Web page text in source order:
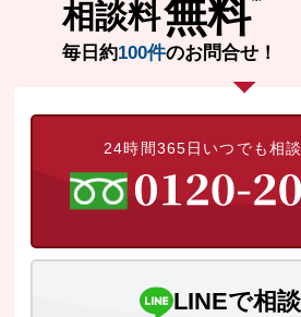
相談料無料
毎日約100件のお問合せ！
24時間365日いつでも相
LINEで相